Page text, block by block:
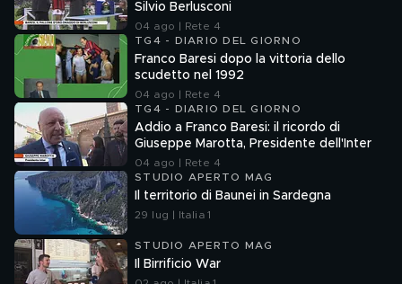
Silvio Berlusconi
04 ago | Rete 4
TG4 - DIARIO DEL GIORNO
Franco Baresi dopo la vittoria dello
scudetto nel 1992
04 ago | Rete 4
TG4 - DIARIO DEL GIORNO
Addio a Franco Baresi: il ricordo di
Giuseppe Marotta, Presidente dell'Inter
04 ago | Rete 4
STUDIO APERTO MAG
Il territorio di Baunei in Sardegna
29 lug | Italia 1
STUDIO APERTO MAG
Il Birrificio War